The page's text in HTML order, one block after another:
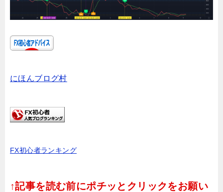
にほんブログ村
FX初心者ランキング
↑記事を読む前にポチッとクリックをお願い